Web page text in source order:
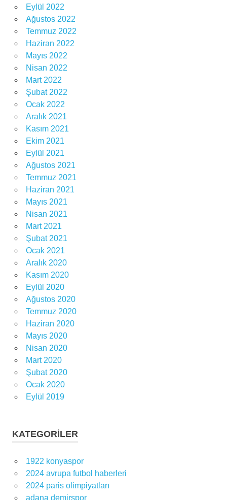
Eylül 2022
Ağustos 2022
Temmuz 2022
Haziran 2022
Mayıs 2022
Nisan 2022
Mart 2022
Şubat 2022
Ocak 2022
Aralık 2021
Kasım 2021
Ekim 2021
Eylül 2021
Ağustos 2021
Temmuz 2021
Haziran 2021
Mayıs 2021
Nisan 2021
Mart 2021
Şubat 2021
Ocak 2021
Aralık 2020
Kasım 2020
Eylül 2020
Ağustos 2020
Temmuz 2020
Haziran 2020
Mayıs 2020
Nisan 2020
Mart 2020
Şubat 2020
Ocak 2020
Eylül 2019
KATEGORILER
1922 konyaspor
2024 avrupa futbol haberleri
2024 paris olimpiyatları
adana demirspor